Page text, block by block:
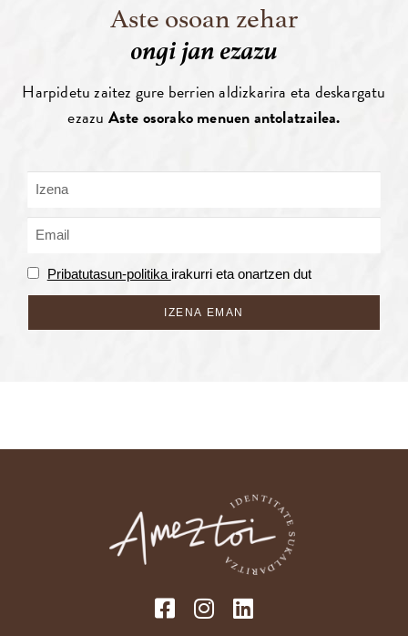
Aste osoan zehar
ongi jan ezazu
Harpidetu zaitez gure berrien aldizkarira eta deskargatu
ezazu Aste osorako menuen antolatzailea.
Pribatutasun-politika irakurri eta onartzen dut
IZENA EMAN